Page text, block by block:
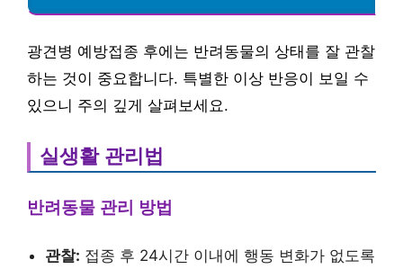
광견병 예방접종 후에는 반려동물의 상태를 잘 관찰
하는 것이 중요합니다. 특별한 이상 반응이 보일 수
있으니 주의 깊게 살펴보세요.
실생활 관리법
반려동물 관리 방법
관찰: 접종 후 24시간 이내에 행동 변화가 없도록